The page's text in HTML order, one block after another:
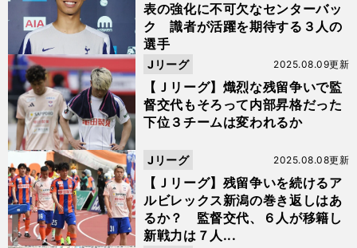
表の強化に不可欠なセンターバッ
ク 識者が活躍を期待する３人の
選手
【Ｊリーグ】熾烈な残留争いで監
督交代もそろって内部昇格だった
下位３チームは変われるか
2025.08.09更新
Jリーグ
【Ｊリーグ】残留争いを続けるア
ルビレックス新潟の巻き返しはあ
るか？ 監督交代、６人が移籍し
新戦力は７人...
2025.08.08更新
Jリーグ